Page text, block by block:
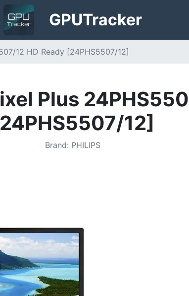
GPUTracker
12 HD Ready [24PHS5507/12]
Plus
12]
Brand: PHILIPS